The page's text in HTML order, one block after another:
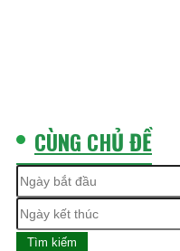
CÙNG CHỦ ĐỀ
Tìm kiếm